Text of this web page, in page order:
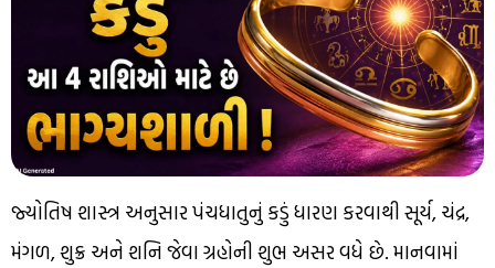
જ્યોતિષ શાસ્ત્ર અનુસાર પંચધાતુનું કડું ધારણ કરવાથી સૂર્ય, ચંદ્ર,
મંગળ, શુક્ર અને શનિ જેવા ગ્રહોની શુભ અસર વધે છે. માનવામાં